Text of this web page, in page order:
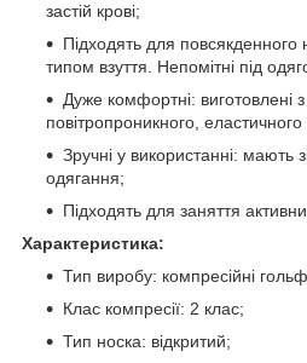
застій крові;
Підходять для повсякденного
типом взуття. Непомітні під
Дуже комфортні: виготовлені
повітропроникного,
Зручні у використанні: мають
одягання;
Підходять для заняття
Характеристика:
Тип виробу: компресійні
Клас компресії: 2 клас;
Тип носка: відкритий;